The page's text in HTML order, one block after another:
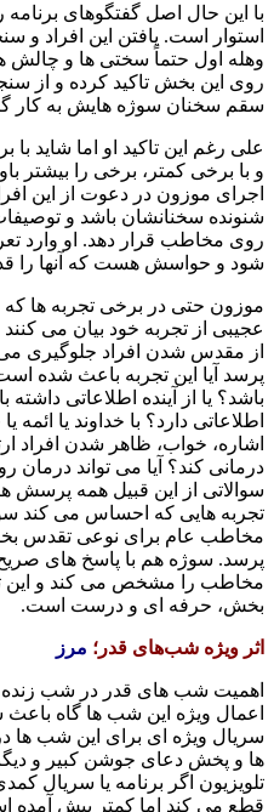
با این حال اصل گفتگوهای
استوار است. یافتن این افراد و
وهله اول حتماً سختی ها و چالش
روی این بخش تاکید کرده و از
سقم سخنان سوژه هایش به کار
علی رغم این تاکید او اما شاید
و با برخی کمتر، برخی را بیشتر
اجرای موزون در دعوت از این
شنونده سخنانشان باشد و
روی مخاطب قرار دهد. او وارد
شود و حواسش هست که آنها را
موزون حتی در برخی تجربه ها
عجیبی از تجربه خود بیان می کنند
از مقدس شدن افراد جلوگیری
پرسد آیا این تجربه باعث شده
باشد؟ یا از آینده اطلاعاتی
اطلاعاتی دارد؟ با خداوند یا
اشاره، خواب، ظاهر شدن افراد
درمانی کند؟ آیا می تواند درمان
سوالاتی از این قبیل همه
تجربه هایی که احساس می کند
مخاطب عام برای نوعی تقدس
پرسد. سوژه هم با پاسخ های صریح
مخاطب را مشخص می کند و این
بخش، حرفه ای و درست است.
اثر ویژه شب‌های قدر؛ مرز
اهمیت شب های قدر در شب زنده
اعمال ویژه این شب ها گاه باعث
سریال ویژه ای برای این شب ها
ها و پخش دعای جوشن کبیر و
تلویزیون اگر برنامه یا سریال
قطع می کند اما کمتر پیش آمده